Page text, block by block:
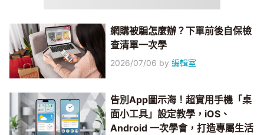
網購被騙怎麼辦？下單前後自保檢
查清單一次學
2026/07/06 by編輯室
告別App圖示海！超實用手機「桌
面小工具」設定教學，iOS、
Android 一次學會，打造專屬生活